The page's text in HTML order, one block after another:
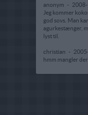
anonym -
Jeg kommer
god sovs. Man
agurkestænger,
lyst til.
christian -
hmm mangler